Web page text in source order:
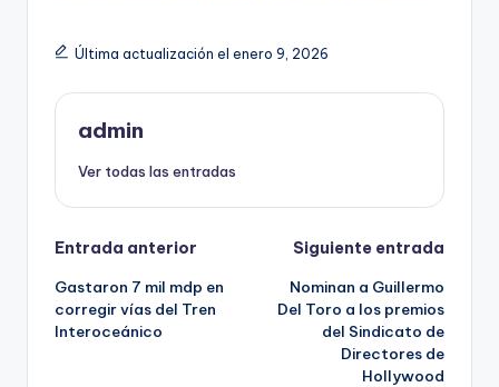
Última actualización el enero 9, 2026
admin
Ver todas las entradas
Navegación
de
entradas
Entrada anterior
Gastaron 7 mil mdp en
corregir vías del Tren
Interoceánico
Siguiente entrada
Nominan a Guillermo
Del Toro a los premios
del Sindicato de
Directores de
Hollywood